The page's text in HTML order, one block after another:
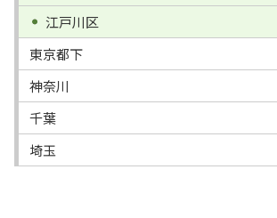
江戸川区
東京都下
神奈川
千葉
埼玉